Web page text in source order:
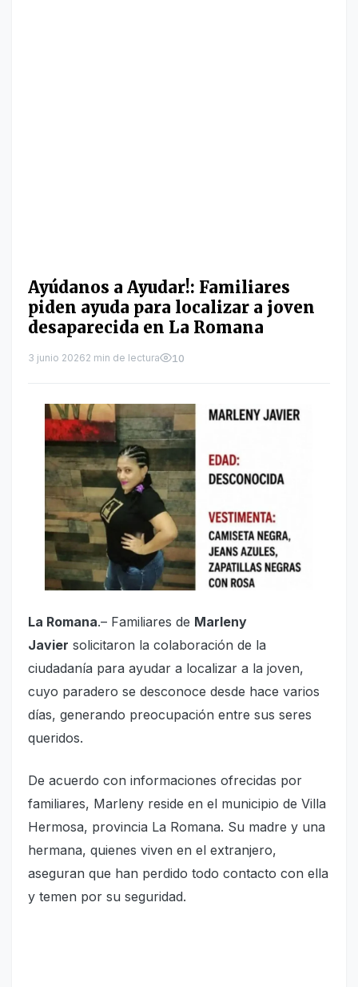
Ayúdanos a Ayudar!: Familiares
piden ayuda para localizar a joven
desaparecida en La Romana
3 junio 20262 min de lectura 10
La Romana.– Familiares de Marleny
Javier solicitaron la colaboración de la
ciudadanía para ayudar a localizar a la joven,
cuyo paradero se desconoce desde hace varios
días, generando preocupación entre sus seres
queridos.
De acuerdo con informaciones ofrecidas por
familiares, Marleny reside en el municipio de Villa
Hermosa, provincia La Romana. Su madre y una
hermana, quienes viven en el extranjero,
aseguran que han perdido todo contacto con ella
y temen por su seguridad.